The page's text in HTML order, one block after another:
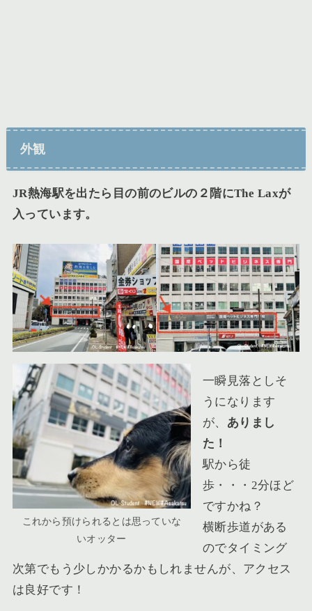
外観
JR熱海駅を出たら目の前のビルの２階にThe Laxが
入っています。
これから預けられるとは思っていな
いオッター
一瞬見落としそ
うになります
が、 ありまし
た！
駅から徒
歩・・・2分ほど
ですかね？
横断歩道がある
のでタイミング
次第でもう少しかかるかもしれませんが、アクセス
は良好です！